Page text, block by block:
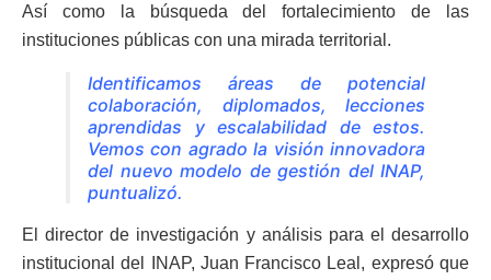
Así como la búsqueda del fortalecimiento de las
instituciones públicas con una mirada territorial.
Identificamos áreas de potencial
colaboración, diplomados, lecciones
aprendidas y escalabilidad de estos.
Vemos con agrado la visión innovadora
del nuevo modelo de gestión del INAP,
puntualizó.
El director de investigación y análisis para el desarrollo
institucional del INAP, Juan Francisco Leal, expresó que